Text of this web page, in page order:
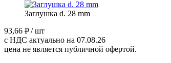
Заглушка d. 28 mm
93,66 P / шт
с НДС актуально на 07.08.26
цена не является публичной офертой.